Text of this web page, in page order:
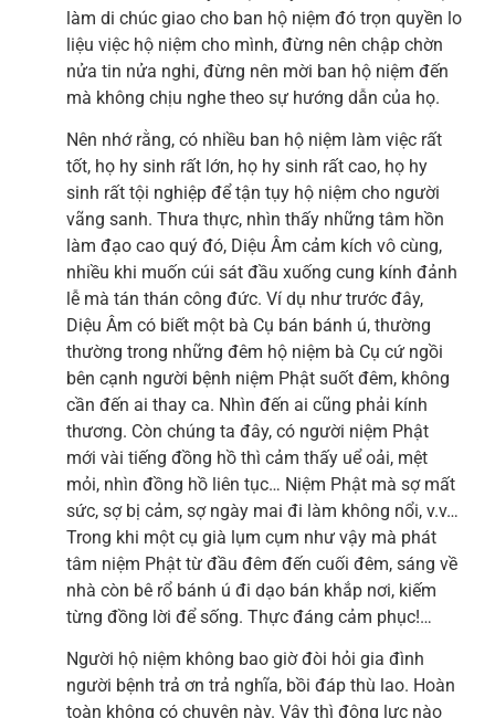
làm di chúc giao cho ban hộ niệm đó trọn quyền lo
liệu việc hộ niệm cho mình, đừng nên chập chờn
nửa tin nửa nghi, đừng nên mời ban hộ niệm đến
mà không chịu nghe theo sự hướng dẫn của họ.
Nên nhớ rằng, có nhiều ban hộ niệm làm việc rất
tốt, họ hy sinh rất lớn, họ hy sinh rất cao, họ hy
sinh rất tội nghiệp để tận tụy hộ niệm cho người
vãng sanh. Thưa thực, nhìn thấy những tâm hồn
làm đạo cao quý đó, Diệu Âm cảm kích vô cùng,
nhiều khi muốn cúi sát đầu xuống cung kính đảnh
lễ mà tán thán công đức. Ví dụ như trước đây,
Diệu Âm có biết một bà Cụ bán bánh ú, thường
thường trong những đêm hộ niệm bà Cụ cứ ngồi
bên cạnh người bệnh niệm Phật suốt đêm, không
cần đến ai thay ca. Nhìn đến ai cũng phải kính
thương. Còn chúng ta đây, có người niệm Phật
mới vài tiếng đồng hồ thì cảm thấy uể oải, mệt
mỏi, nhìn đồng hồ liên tục… Niệm Phật mà sợ mất
sức, sợ bị cảm, sợ ngày mai đi làm không nổi, v.v…
Trong khi một cụ già lụm cụm như vậy mà phát
tâm niệm Phật từ đầu đêm đến cuối đêm, sáng về
nhà còn bê rổ bánh ú đi dạo bán khắp nơi, kiếm
từng đồng lời để sống. Thực đáng cảm phục!…
Người hộ niệm không bao giờ đòi hỏi gia đình
người bệnh trả ơn trả nghĩa, bồi đáp thù lao. Hoàn
toàn không có chuyện này. Vậy thì động lực nào